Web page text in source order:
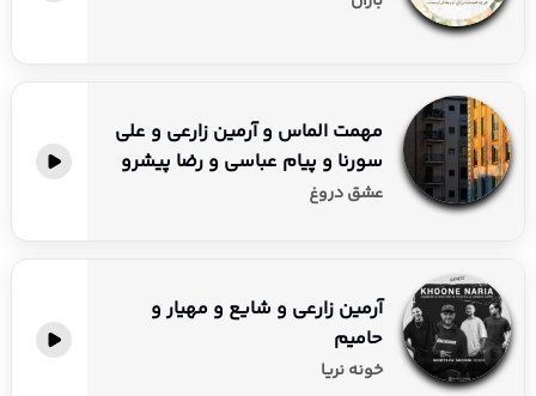
مهمت الماس و آرمین زارعی و علی
سورنا و پیام عباسی و رضا پیشرو
عشق دروغ
آرمین زارعی و شایع و مهیار و
حامیم
خونه نریا